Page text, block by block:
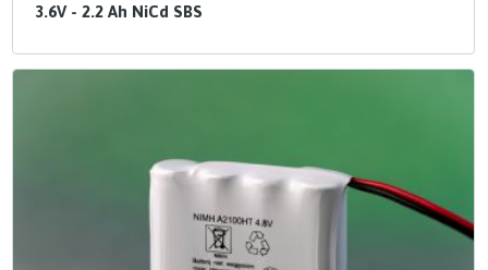
3.6V - 2.2 Ah NiCd SBS